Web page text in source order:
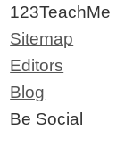
123TeachMe
Sitemap
Editors
Blog
Be Social